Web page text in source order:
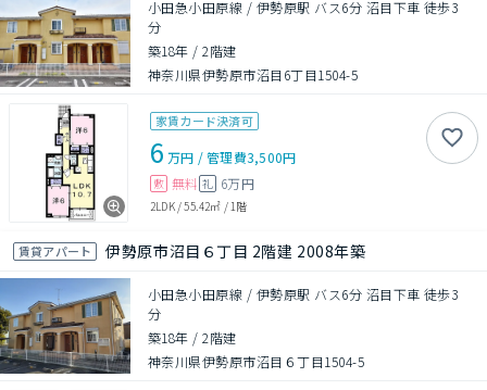
小田急小田原線 / 伊勢原駅 バス6分 沼目下車 徒歩3
分
築18年 /2階建
神奈川県伊勢原市沼目6丁目1504-5
家賃カード決済可
6 万円 /管理費3,500円
敷 無料 礼 6万円
2LDK/55.42㎡ /1階
賃貸アパート 伊勢原市沼目６丁目 2階建 2008年築
小田急小田原線 / 伊勢原駅 バス6分 沼目下車 徒歩3
分
築18年 /2階建
神奈川県伊勢原市沼目６丁目1504-5